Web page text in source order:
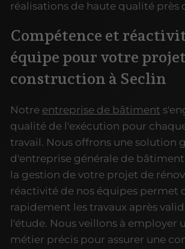
réalisations de haute qualité près
Compétence et
équipe pour votre
construction à Seclin
Notre entreprise de bâtiment
qualité de l'exécution pour
travail. Nous offrons une solution
d'entreprise générale de
la gestion de votre projet de
réactivité de nos équipes permet
rapidement les travaux après
l'étude. Nous veillons à employer
métier précis pour assurer une